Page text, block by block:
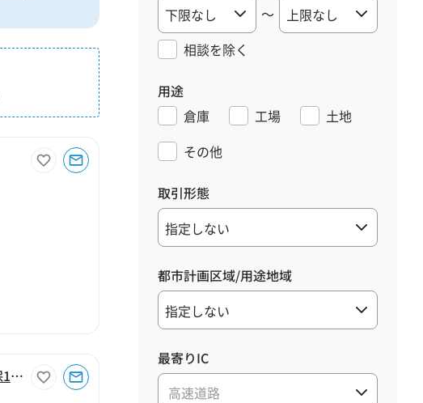
【埼玉県児玉郡上里町】児玉郡上里町大字金久保170坪倉庫
～
相談を除く
用途
倉庫
工場
土地
その他
取引形態
都市計画区域/用途地域
最寄りIC
高速道路